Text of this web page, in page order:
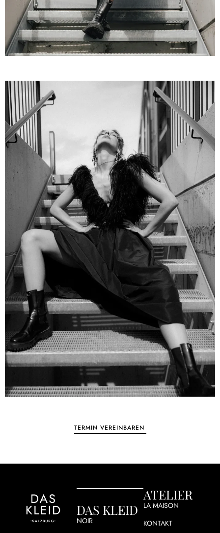
TERMIN VEREINBAREN
DAS KLEID
NOIR
ATELIER
LA MAISON
KONTAKT